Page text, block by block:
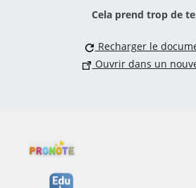
Cela prend trop de
Recharger le
Ouvrir dans un